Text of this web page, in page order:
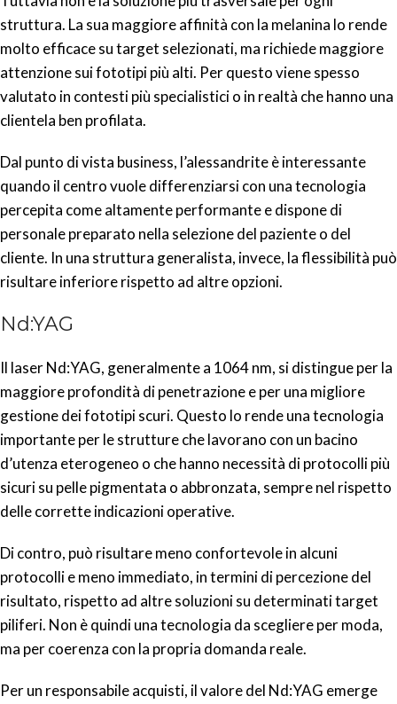
struttura. La sua maggiore affinità con la melanina lo rende
molto efficace su target selezionati, ma richiede maggiore
attenzione sui fototipi più alti. Per questo viene spesso
valutato in contesti più specialistici o in realtà che hanno una
clientela ben profilata.
Dal punto di vista business, l’alessandrite è interessante
quando il centro vuole differenziarsi con una tecnologia
percepita come altamente performante e dispone di
personale preparato nella selezione del paziente o del
cliente. In una struttura generalista, invece, la flessibilità può
risultare inferiore rispetto ad altre opzioni.
Nd:YAG
Il laser Nd:YAG, generalmente a 1064 nm, si distingue per la
maggiore profondità di penetrazione e per una migliore
gestione dei fototipi scuri. Questo lo rende una tecnologia
importante per le strutture che lavorano con un bacino
d’utenza eterogeneo o che hanno necessità di protocolli più
sicuri su pelle pigmentata o abbronzata, sempre nel rispetto
delle corrette indicazioni operative.
Di contro, può risultare meno confortevole in alcuni
protocolli e meno immediato, in termini di percezione del
risultato, rispetto ad altre soluzioni su determinati target
piliferi. Non è quindi una tecnologia da scegliere per moda,
ma per coerenza con la propria domanda reale.
Per un responsabile acquisti, il valore del Nd:YAG emerge